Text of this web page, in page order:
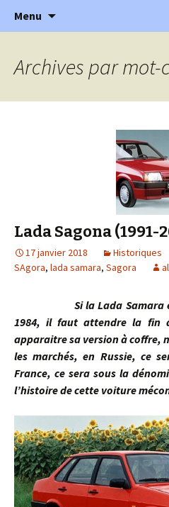
l'Automobile
l'automobile ancienne
…
Menu
Archives par mot-
Lada Sagona (1991-
17 janvier 2018 Historiques
SAgora, lada samara, Sagora
Si la Lada Samara est
1984, il faut attendre la fin
apparaitre sa version à coffre,
les marchés, en Russie, ce
France, ce sera sous la
l’histoire de cette voiture